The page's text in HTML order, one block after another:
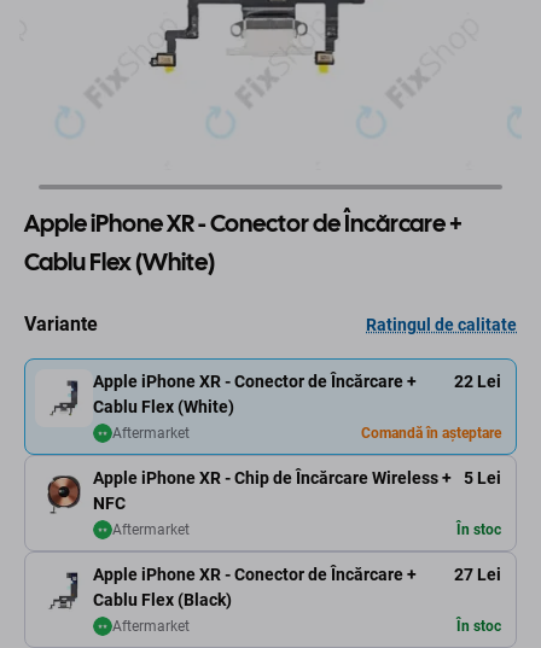
Apple iPhone XR - Conector de Încărcare +
Cablu Flex (White)
Variante Ratingul de calitate
Apple iPhone XR - Chip de Încărcare Wireless +
NFC
5 Lei
Aftermarket În stoc
Apple iPhone XR - Conector de Încărcare +
Cablu Flex (White)
22 Lei
Aftermarket Comandă în așteptare
Apple iPhone XR - Conector de Încărcare +
Cablu Flex (Black)
27 Lei
Aftermarket În stoc